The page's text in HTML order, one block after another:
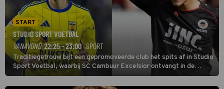
START
STUDIO SPORT VOETBAL
VANAVOND 22:25 - 23:00· SPORT
Traditiegetrouw bijt een gepromoveerde club het spits af in Studio
Sport Voetbal, waarbij SC Cambuur Excelsior ontvangt in de
eerste wedstrijd van het nieuwe Eredivisieseizoen. De nieuwe
oefenmeester is Johan Plat en hij wil aanvallend voetballen.